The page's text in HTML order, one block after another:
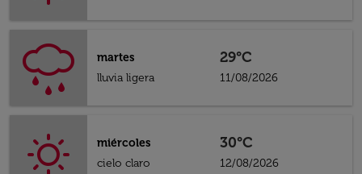
martes
lluvia ligera
29°C
11/08/2026
miércoles
cielo claro
30°C
12/08/2026